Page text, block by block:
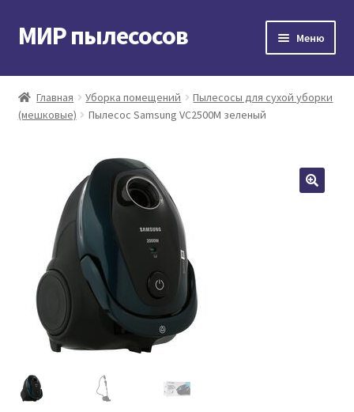
Перейти
к
Перейти
к
МИР пылесосов Меню
Главная
Мой аккаунт
Доставка и оплата
Контакты
Корзина
Главная Уборка помещений
Пылесосы для сухой уборки
(мешковые)
Пылесос Samsung VC2500M зеленый